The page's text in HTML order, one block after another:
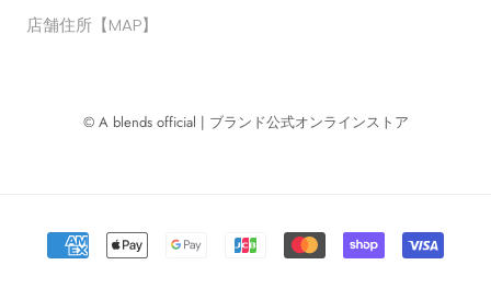
店舗住所【MAP】
© A blends official | ブランド公式オンラインストア